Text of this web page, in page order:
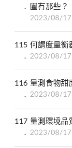
圍有那些？
2023/08/17
115 何謂度量衡
2023/08/17
116 量測食物甜
2023/08/17
117 量測環境品
2023/08/17